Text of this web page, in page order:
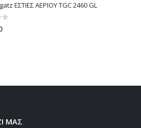
ΕΣΤΙΕΣ ΑΕΡΙΟΥ TGC 2460 GL
ΜΑΣ